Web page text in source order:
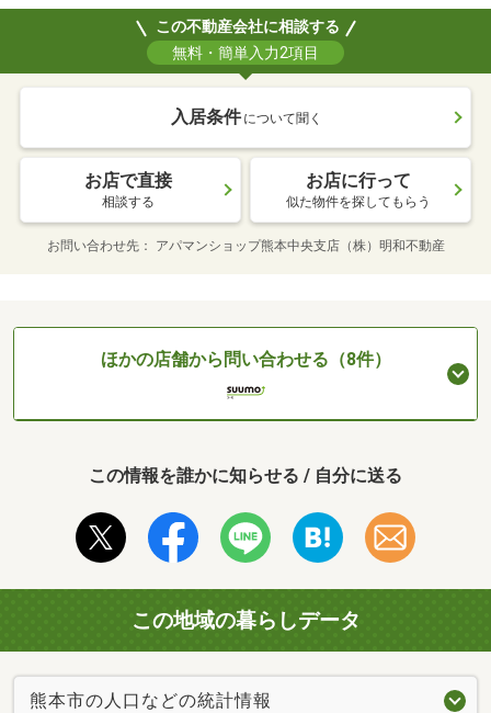
この不動産会社に相談する
無料・簡単入力2項目
入居条件 について聞く
お店で直接
相談する
お店に行って
似た物件を探してもらう
お問い合わせ先 アパマンショップ熊本中央支店（株）明和不動産
ほかの店舗から問い合わせる（8件）
この情報を誰かに知らせる / 自分に送る
この地域の暮らしデータ
熊本市の人口などの統計情報